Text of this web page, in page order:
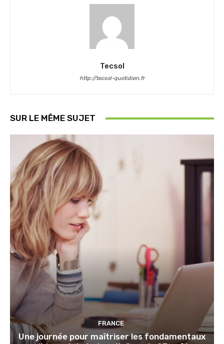
Tecsol
http://tecsol-quotidien.fr
SUR LE MÊME SUJET
FRANCE
Une journée pour maîtriser les fondamentaux